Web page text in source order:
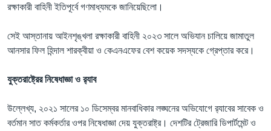
রক্ষাকারী বাহিনী ইতিপূর্বে গণমাধ্যমকে জানিয়েছিলো।
সেই আস্তানায় আইনশৃঙ্খলা রক্ষাকারী বাহিনী ২০২৩ সালে অভিযান চালিয়ে জামাতুল
আনসার ফিল হিন্দাল শারক্বীয়া ও কেএনএফের বেশ কয়েক সদস্যকে গ্রেপ্তার করে।
যুক্তরাষ্ট্রের নিষেধাজ্ঞা ও র‌্যাব
উল্লেখ্য, ২০২১ সালের ১০ ডিসেম্বর মানবাধিকার লঙ্ঘনের অভিযোগে র‍্যাবের সাবেক ও
বর্তমান সাত কর্মকর্তার ওপর নিষেধাজ্ঞা দেয় যুক্তরাষ্ট্র। দেশটির ট্রেজারি ডিপার্টমেন্ট ও